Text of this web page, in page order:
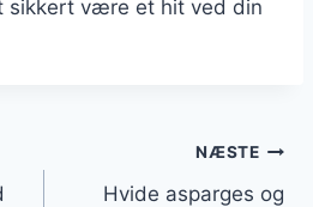
sikkert være et hit ved din
NÆSTE
Hvide asparges og